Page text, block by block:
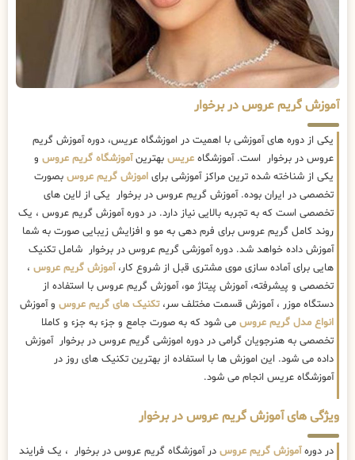
آموزش گریم عروس در برخوار
یکی از دوره های آموزشی با اهمیت در اموزشگاه عریس، دوره آموزش گریم
عروس در برخوار است. آموزشگاه عریس بهترینآموزشگاه گریم عروس و
یکی از شناخته شده ترین مراکز آموزشی برای اموزش گریم عروس بصورت
تخصصی در ایران بوده. آموزش گریم عروس در برخوار یکی از لاین های
تخصصی است که به تجربه بالایی نیاز دارد. در دوره آموزش گریم عروس ، یک
روند کامل گریم عروس برای فرم دهی به مو و افزایش زیبایی صورت به شما
آموزش داده خواهد شد. دوره آموزشی گریم عروس در برخوار شامل تکنیک
هایی برای آماده سازی موی مشتری قبل از شروع کار،آموزش گریم عروس ،
تخصصی و پیشرفته، آموزش پیتاژ مو، آموزش گریم عروس با استفاده از
دستگاه موزر ، آموزش قسمت مختلف سر،تکنیک های گریم عروس و آموزش
انواع مدل گریم عروس می شود که به صورت جامع و جزء به جزء و کاملا
تخصصی به هنرجویان گرامی در دوره اموزشی گریم عروس در برخوار آموزش
داده می شود. این اموزش ها با استفاده از بهترین تکنیک های روز در
آموزشگاه عریس انجام می شود.
ویژگی های آموزش گریم عروس در برخوار
در دورهآموزش گریم عروس در آموزشگاه گریم عروس در برخوار ، یک فرایند